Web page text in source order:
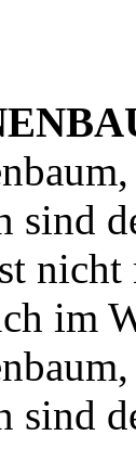
sind
nicht
im
sind